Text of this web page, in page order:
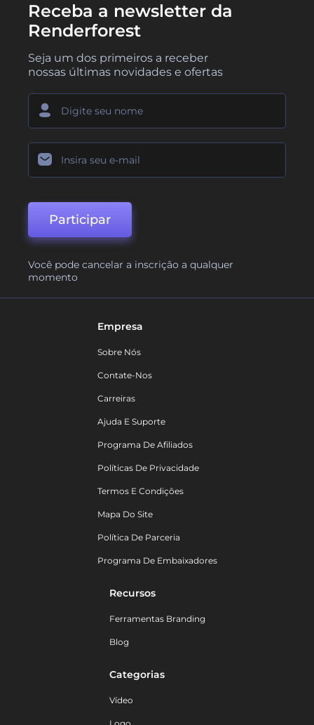
Receba a newsletter da
Renderforest
Seja um dos primeiros a receber
nossas últimas novidades e ofertas
Participar
Você pode cancelar a inscrição a qualquer
momento
Empresa
Sobre Nós
Contate-Nos
Carreiras
Ajuda E Suporte
Programa De Afiliados
Políticas De Privacidade
Termos E Condições
Mapa Do Site
Política De Parceria
Programa De Embaixadores
Recursos
Ferramentas Branding
Blog
Categorias
Vídeo